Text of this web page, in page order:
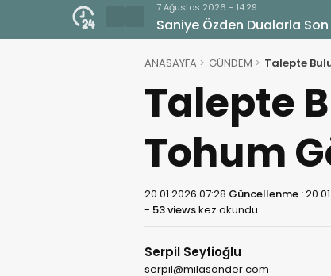
7 Ağustos 2026 - 14:29
Saniye Özden Dualarla
ANASAYFA GÜNDEM Talepte
Talepte
Tohum
20.01.2026 07:28 Güncellenme :
- 53 viewskez okundu
Serpil Seyfioğlu
serpil@milasonder.com